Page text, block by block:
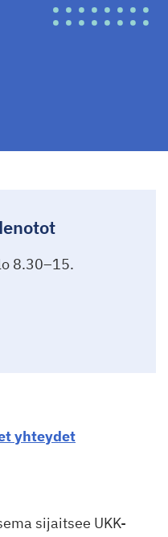
8.30–15.
yhteydet
sijaitsee UKK-